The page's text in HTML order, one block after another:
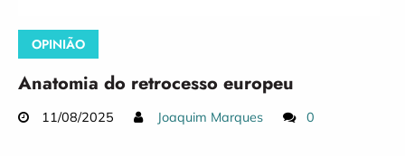
OPINIÃO
Anatomia do retrocesso europeu
11/08/2025 Joaquim Marques 0